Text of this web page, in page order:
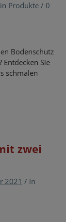
in Produkte / 0
Bodenschutz
Sie
schmalen
zwei
2021 / in